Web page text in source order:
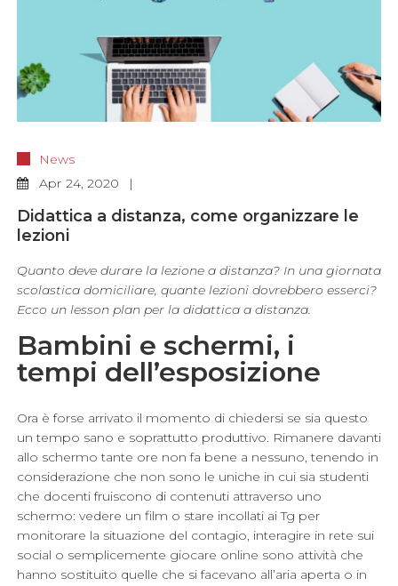
News
Apr 24, 2020
Didattica a distanza, come organizzare le
lezioni
Quanto deve durare la lezione a distanza? In una giornata
scolastica domiciliare, quante lezioni dovrebbero esserci?
Ecco un lesson plan per la didattica a distanza.
Bambini e schermi, i
tempi dell’esposizione
Ora è forse arrivato il momento di chiedersi se sia questo
un tempo sano e soprattutto produttivo. Rimanere davanti
allo schermo tante ore non fa bene a nessuno, tenendo in
considerazione che non sono le uniche in cui sia studenti
che docenti fruiscono di contenuti attraverso uno
schermo: vedere un film o stare incollati ai Tg per
monitorare la situazione del contagio, interagire in rete sui
social o semplicemente giocare online sono attività che
hanno sostituito quelle che si facevano all’aria aperta o in